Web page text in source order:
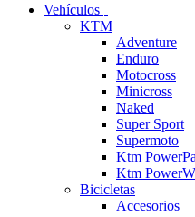
Vehículos
KTM
Adventure
Enduro
Motocross
Minicross
Naked
Super Sport
Supermoto
Ktm
Ktm
Bicicletas
Accesorios